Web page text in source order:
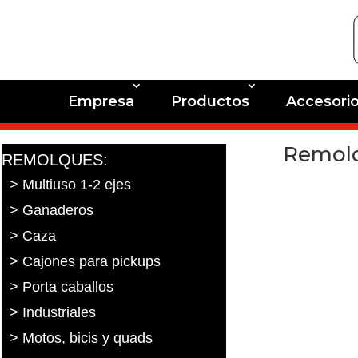
Empresa Productos
REMOLQUES:
> Multiuso 1-2 ejes
> Ganaderos
> Caza
> Cajones para pickups
> Porta caballos
> Industriales
> Motos, bicis y quads